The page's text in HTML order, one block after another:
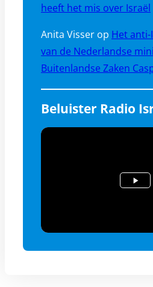
heeft het mis over Israël
Anita Visser op Het
van de Nederlandse
Buitenlandse Zaken
Beluister Radio